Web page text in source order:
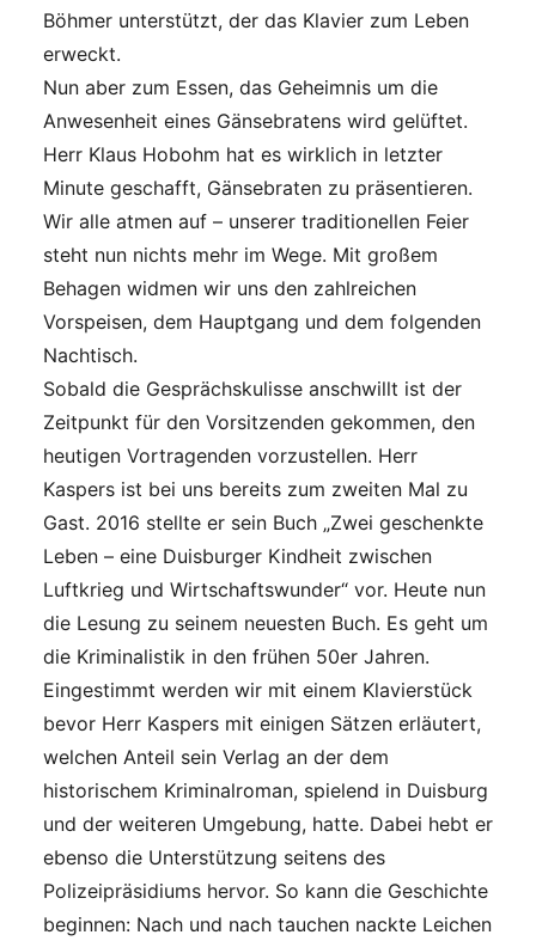
Böhmer unterstützt, der das Klavier zum Leben
erweckt.
Nun aber zum Essen, das Geheimnis um die
Anwesenheit eines Gänsebratens wird gelüftet.
Herr Klaus Hobohm hat es wirklich in letzter
Minute geschafft, Gänsebraten zu präsentieren.
Wir alle atmen auf – unserer traditionellen Feier
steht nun nichts mehr im Wege. Mit großem
Behagen widmen wir uns den zahlreichen
Vorspeisen, dem Hauptgang und dem folgenden
Nachtisch.
Sobald die Gesprächskulisse anschwillt ist der
Zeitpunkt für den Vorsitzenden gekommen, den
heutigen Vortragenden vorzustellen. Herr
Kaspers ist bei uns bereits zum zweiten Mal zu
Gast. 2016 stellte er sein Buch „Zwei geschenkte
Leben – eine Duisburger Kindheit zwischen
Luftkrieg und Wirtschaftswunder“ vor. Heute nun
die Lesung zu seinem neuesten Buch. Es geht um
die Kriminalistik in den frühen 50er Jahren.
Eingestimmt werden wir mit einem Klavierstück
bevor Herr Kaspers mit einigen Sätzen erläutert,
welchen Anteil sein Verlag an der dem
historischem Kriminalroman, spielend in Duisburg
und der weiteren Umgebung, hatte. Dabei hebt er
ebenso die Unterstützung seitens des
Polizeipräsidiums hervor. So kann die Geschichte
beginnen: Nach und nach tauchen nackte Leichen